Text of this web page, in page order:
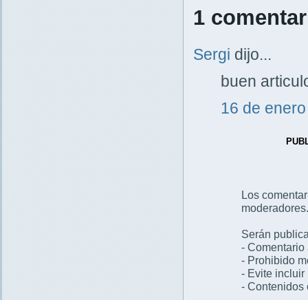
1
Sergi dijo...
buen
16 de
Los
moderadores.
Serán
- Comentario
- Prohibido
- Evite incluir
- Contenidos